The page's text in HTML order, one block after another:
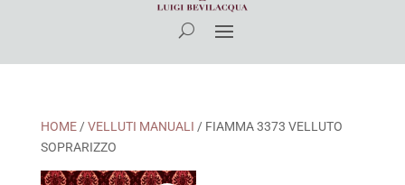
HOME/VELLUTI MANUALI / FIAMMA 3373 VELLUTO
SOPRARIZZO